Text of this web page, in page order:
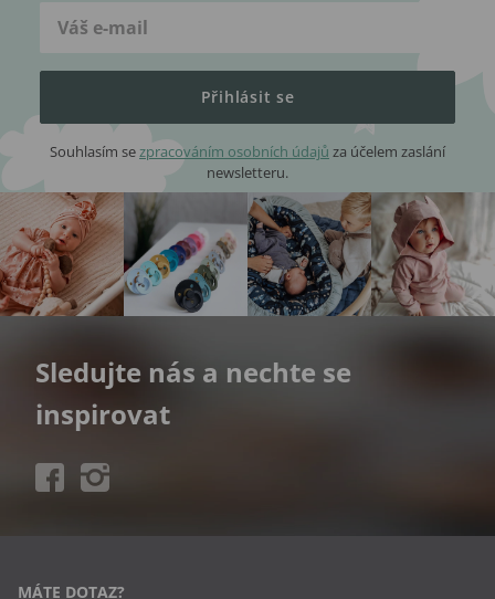
Přihlásit se
Souhlasím sezpracováním osobních údajů za účelem zaslání
newsletteru.
Sledujte nás a nechte se
inspirovat
MÁTE DOTAZ?